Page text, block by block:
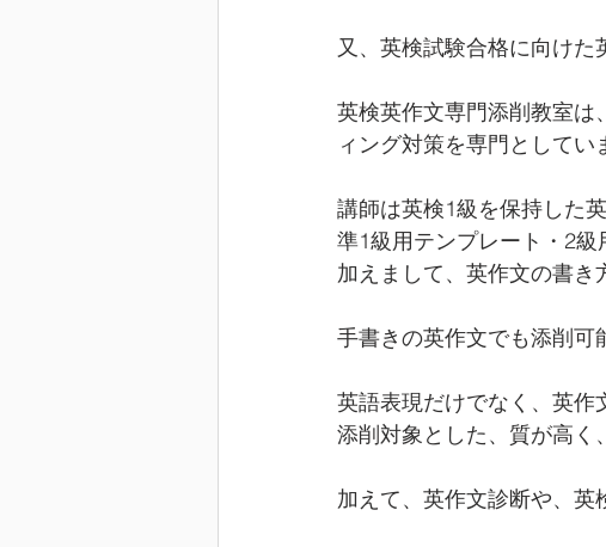
又、英検試験合格に向けた
英検英作文専門添削教室は
ィング対策を専門としてい
講師は英検1級を保持した
準1級用テンプレート・2
加えまして、英作文の書き
手書きの英作文でも添削可
英語表現だけでなく、英作
添削対象とした、質が高く
加えて、英作文診断や、英